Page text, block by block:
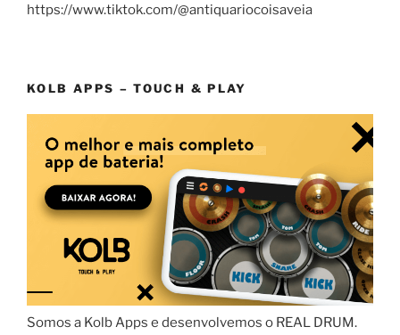
https://www.tiktok.com/@antiquariocoisaveia
KOLB APPS – TOUCH & PLAY
Somos a Kolb Apps e desenvolvemos o REAL DRUM.